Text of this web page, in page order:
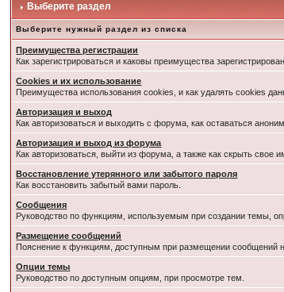
Выберите раздел
Выберите нужный раздел из списка
Преимущества регистрации
Как зарегистрироваться и каковы преимущества
Cookies и их использование
Преимущества использования cookies, и как удалять cookies
Авторизация и выход
Как авторизоваться и выходить с форума, как оставаться
Авторизация и выход из форума
Как авторизоваться, выйти из форума, а также как скрыть свое
Восстановление утерянного или забытого пароля
Как восстановить забытый вами пароль.
Сообщения
Руководство по функциям, используемым при создании темы,
Размещение сообщений
Пояснение к функциям, доступным при размещении сообщений
Опции темы
Руководство по доступным опциям, при просмотре тем.